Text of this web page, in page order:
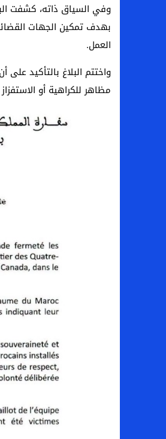
وفي السياق ذاته، كشفت
بهدف تمكين الجهات
العمل.
واختتم البلاغ بالتأكيد
مظاهر للكراهية أو